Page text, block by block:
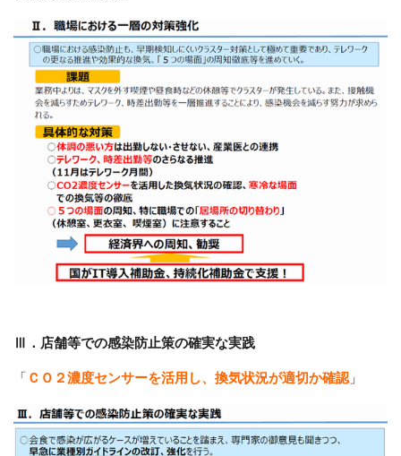
Ⅲ．店舗等での感染防止策の確実な実践
「 ＣＯ２濃度センサーを活用し、換気状況が適切か確認 」